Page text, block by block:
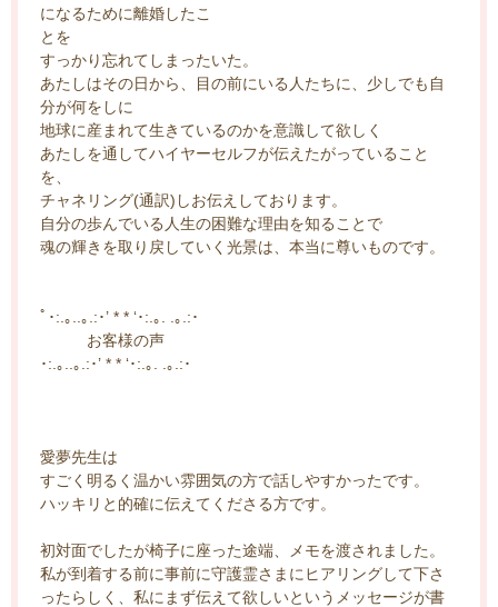
になるために離婚したこ
とを
すっかり忘れてしまったいた。
あたしはその日から、目の前にいる人たちに、少しでも自
分が何をしに
地球に産まれて生きているのかを意識して欲しく
あたしを通してハイヤーセルフが伝えたがっていること
を、
チャネリング(通訳)しお伝えしております。
自分の歩んでいる人生の困難な理由を知ることで
魂の輝きを取り戻していく光景は、本当に尊いものです。
ﾟ･:.｡..｡.:･’ * * ‘･:.｡. .｡.:･
お客様の声
･:.｡..｡.:･’ * * ‘･:.｡. .｡.:･
愛夢先生は
すごく明るく温かい雰囲気の方で話しやすかったです。
ハッキリと的確に伝えてくださる方です。
初対面でしたが椅子に座った途端、メモを渡されました。
私が到着する前に事前に守護霊さまにヒアリングして下さ
ったらしく、私にまず伝えて欲しいというメッセージが書